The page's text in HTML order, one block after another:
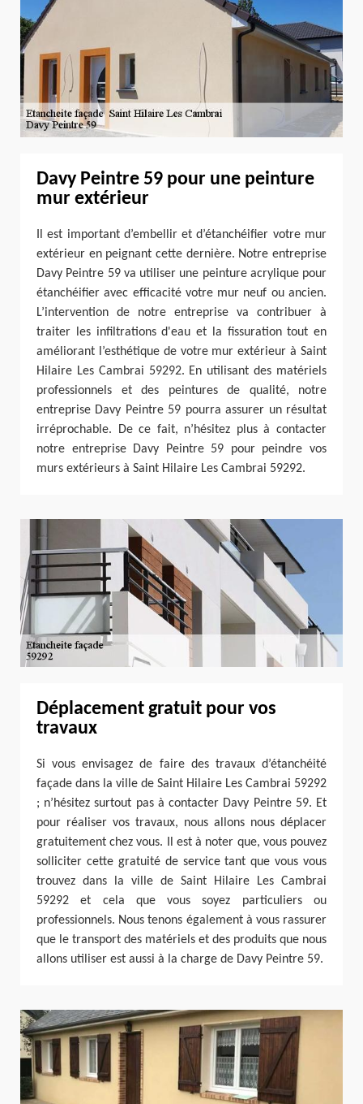
Davy Peintre 59 pour une peinture
mur extérieur
Il est important d’embellir et d’étanchéifier votre mur
extérieur en peignant cette dernière. Notre entreprise
Davy Peintre 59 va utiliser une peinture acrylique pour
étanchéifier avec efficacité votre mur neuf ou ancien.
L’intervention de notre entreprise va contribuer à
traiter les infiltrations d'eau et la fissuration tout en
améliorant l’esthétique de votre mur extérieur à Saint
Hilaire Les Cambrai 59292. En utilisant des matériels
professionnels et des peintures de qualité, notre
entreprise Davy Peintre 59 pourra assurer un résultat
irréprochable. De ce fait, n’hésitez plus à contacter
notre entreprise Davy Peintre 59 pour peindre vos
murs extérieurs à Saint Hilaire Les Cambrai 59292.
Déplacement gratuit pour vos
travaux
Si vous envisagez de faire des travaux d’étanchéité
façade dans la ville de Saint Hilaire Les Cambrai 59292
; n’hésitez surtout pas à contacter Davy Peintre 59. Et
pour réaliser vos travaux, nous allons nous déplacer
gratuitement chez vous. Il est à noter que, vous pouvez
solliciter cette gratuité de service tant que vous vous
trouvez dans la ville de Saint Hilaire Les Cambrai
59292 et cela que vous soyez particuliers ou
professionnels. Nous tenons également à vous rassurer
que le transport des matériels et des produits que nous
allons utiliser est aussi à la charge de Davy Peintre 59.